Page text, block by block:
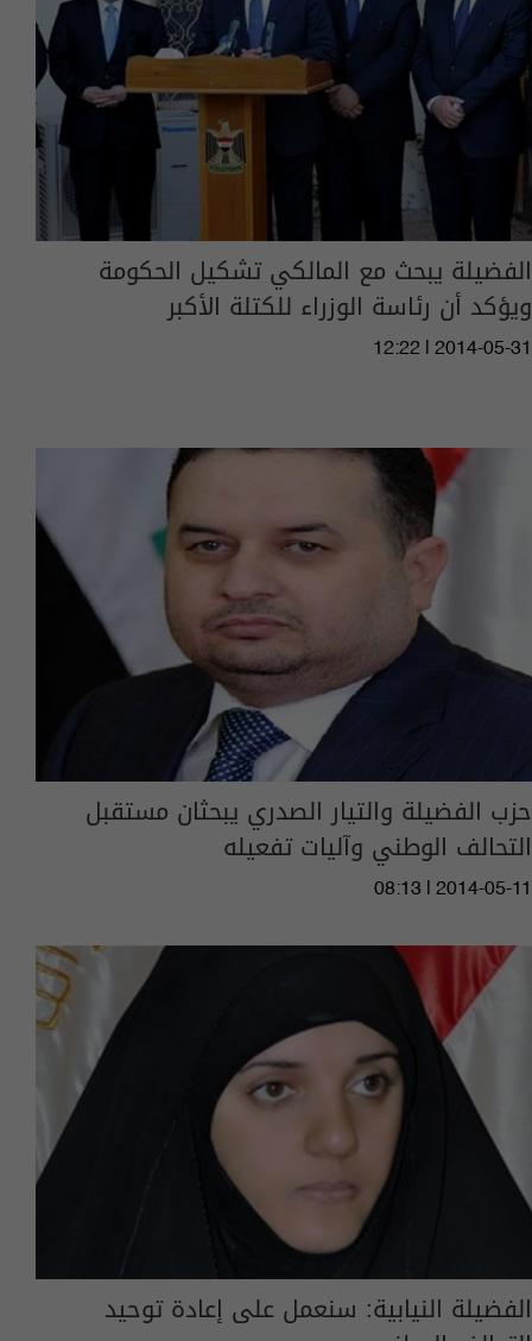
الفضيلة يبحث مع المالكي تشكيل الحكومة
ويؤكد أن رئاسة الوزراء للكتلة الأكبر
12:22 | 2014-05-31
حزب الفضيلة والتيار الصدري يبحثان مستقبل
التحالف الوطني وآليات تفعيله
08:13 | 2014-05-11
الفضيلة النيابية: سنعمل على إعادة توحيد